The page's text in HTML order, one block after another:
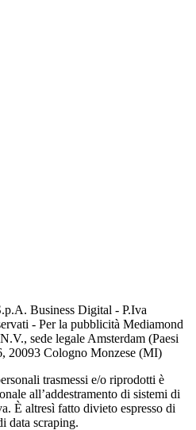
Business Digital - P.Iva
- Per la pubblicità Mediamond
sede legale Amsterdam (Paesi
20093 Cologno Monzese (MI)
trasmessi e/o riprodotti è
all’addestramento di sistemi di
È altresì fatto divieto espresso di
data scraping.